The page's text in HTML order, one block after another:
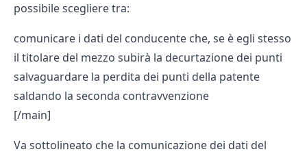
possibile scegliere tra:
comunicare i dati del conducente che, se è egli stesso
il titolare del mezzo subirà la decurtazione dei punti
salvaguardare la perdita dei punti della patente
saldando la seconda contravvenzione
[/main]
Va sottolineato che la comunicazione dei dati del